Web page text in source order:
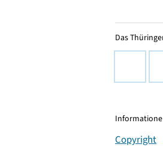
Das
Copyright